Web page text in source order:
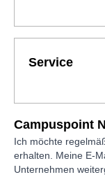
Service
Campuspoint
Ich möchte
erhalten. Meine E-
Unternehmen